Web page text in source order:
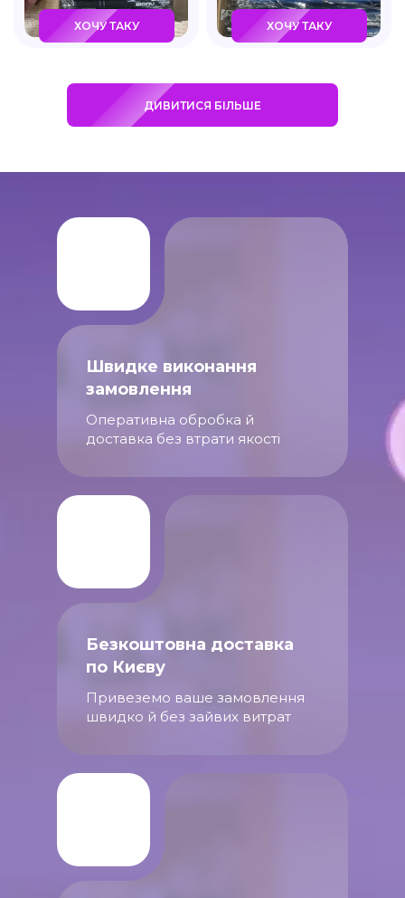
ХОЧУ ТАКУ ХОЧУ ТАКУ
ДИВИТИСЯ БІЛЬШЕ
Швидке виконання
замовлення
Оперативна обробка й
доставка без втрати якості
Безкоштовна доставка
по Києву
Привеземо ваше замовлення
швидко й без зайвих витрат